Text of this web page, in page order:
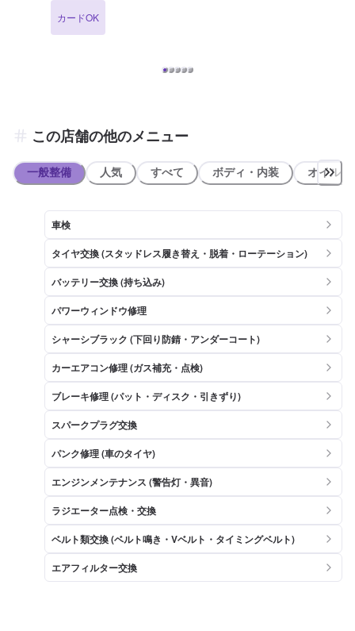
さい！ 【当店までのアクセス】 国道113号線沿い、角田警察署前交差
点の角にございます。出光マークが目印です。
カードOK
この店舗の他のメニュー
一般整備 人気 すべて ボディ・内装 オイル類
車検
タイヤ交換 (スタッドレス履き替え・脱着・ローテーション)
バッテリー交換 (持ち込み)
パワーウィンドウ修理
シャーシブラック (下回り防錆・アンダーコート)
カーエアコン修理 (ガス補充・点検)
ブレーキ修理 (パット・ディスク・引きずり)
スパークプラグ交換
パンク修理 (車のタイヤ)
エンジンメンテナンス (警告灯・異音)
ラジエーター点検・交換
ベルト類交換 (ベルト鳴き・Vベルト・タイミングベルト)
エアフィルター交換